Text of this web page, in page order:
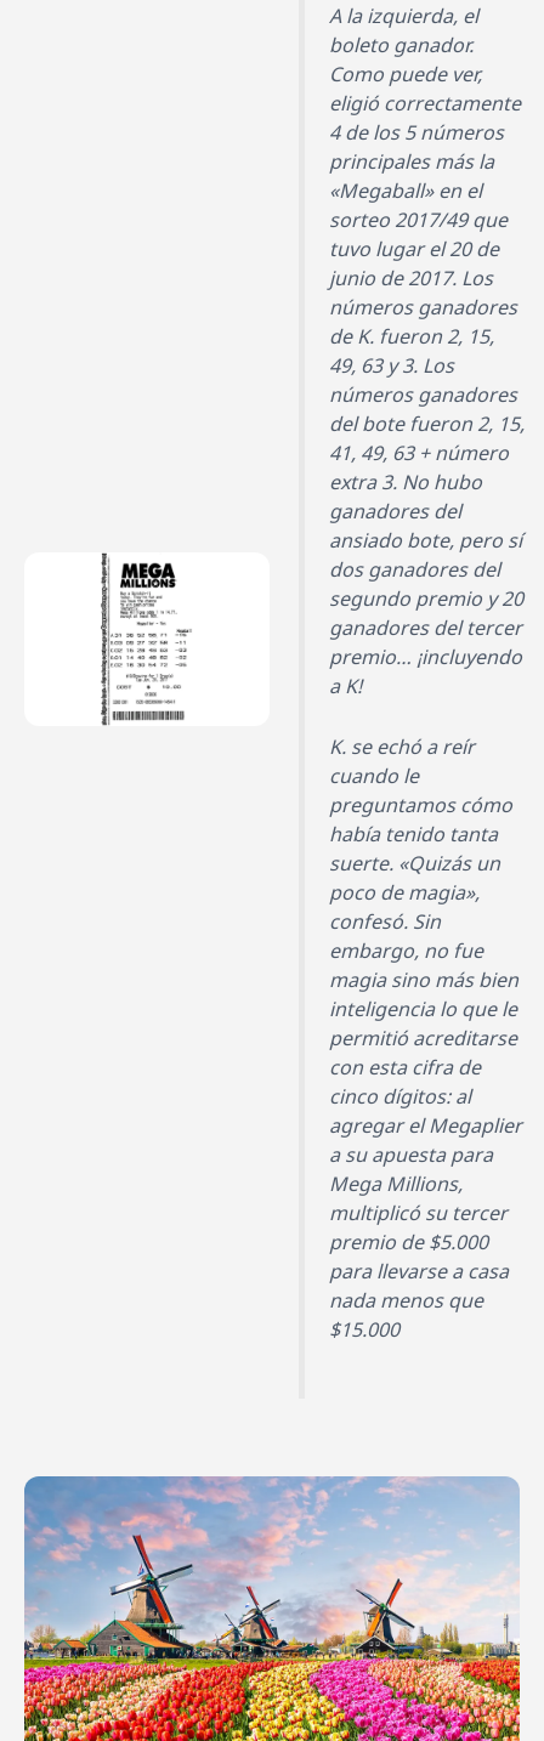
A la izquierda, el
boleto ganador.
Como puede ver,
eligió correctamente
4 de los 5 números
principales más la
«Megaball» en el
sorteo 2017/49 que
tuvo lugar el 20 de
junio de 2017. Los
números ganadores
de K. fueron 2, 15,
49, 63 y 3. Los
números ganadores
del bote fueron 2, 15,
41, 49, 63 + número
extra 3. No hubo
ganadores del
ansiado bote, pero sí
dos ganadores del
segundo premio y 20
ganadores del tercer
premio… ¡incluyendo
a K!
K. se echó a reír
cuando le
preguntamos cómo
había tenido tanta
suerte. «Quizás un
poco de magia»,
confesó. Sin
embargo, no fue
magia sino más bien
inteligencia lo que le
permitió acreditarse
con esta cifra de
cinco dígitos: al
agregar el Megaplier
a su apuesta para
Mega Millions,
multiplicó su tercer
premio de $5.000
para llevarse a casa
nada menos que
$15.000